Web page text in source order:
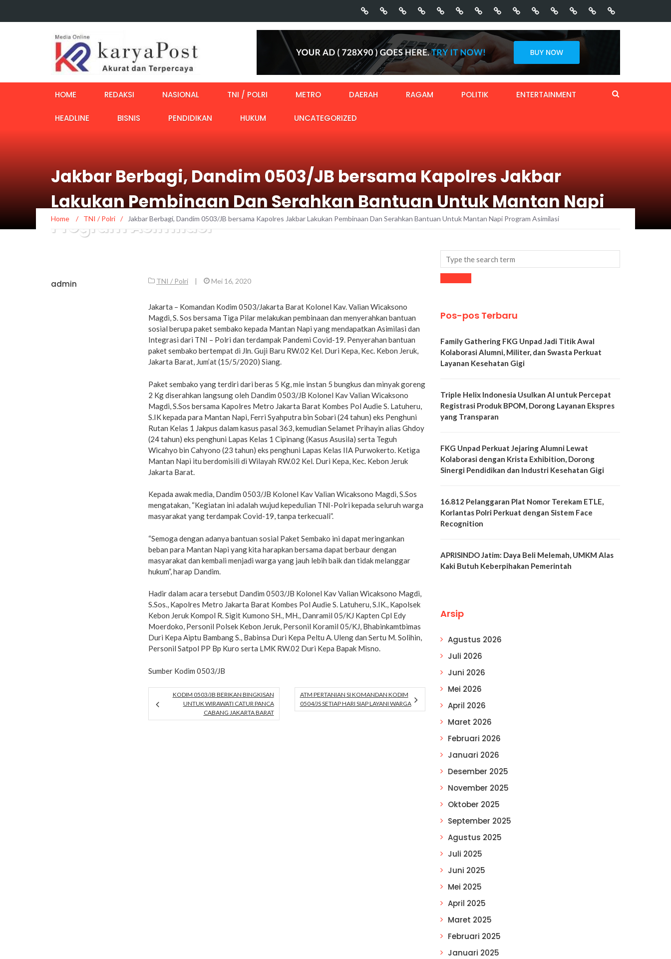
HOME REDAKSI NASIONAL TNI / POLRI METRO DAERAH RAGAM POLITIK ENTERTAINMENT
HEADLINE BISNIS PENDIDIKAN HUKUM UNCATEGORIZED
Jakbar Berbagi, Dandim 0503/JB bersama Kapolres Jakbar
Lakukan Pembinaan Dan Serahkan Bantuan Untuk Mantan Napi
Program Asimilasi
Home / TNI / Polri / Jakbar Berbagi, Dandim 0503/JB bersama Kapolres Jakbar Lakukan Pembinaan Dan Serahkan Bantuan Untuk Mantan Napi Program Asimilasi
admin TNI / Polri Mei 16, 2020
Jakarta – Komandan Kodim 0503/Jakarta Barat Kolonel Kav. Valian Wicaksono
Magdi, S. Sos bersama Tiga Pilar melakukan pembinaan dan menyerahkan bantuan
sosial berupa paket sembako kepada Mantan Napi yang mendapatkan Asimilasi dan
Integrasi dari TNI – Polri dan terdampak Pandemi Covid-19. Penyerahan bantuan
paket sembako bertempat di Jln. Guji Baru RW.02 Kel. Duri Kepa, Kec. Kebon Jeruk,
Jakarta Barat, Jum’at (15/5/2020) Siang.
Paket sembako yang terdiri dari beras 5 Kg, mie instan 5 bungkus dan minyak goreng
2 Kg diserahkan langsung oleh Dandim 0503/JB Kolonel Kav Valian Wicaksono
Magdi, S.Sos bersama Kapolres Metro Jakarta Barat Kombes Pol Audie S. Latuheru,
S.IK kepada para Mantan Napi, Ferri Syahputra bin Sobari (24 tahun) eks Penghuni
Rutan Kelas 1 Jakpus dalam kasus pasal 363, kemudian Selamet Prihayin alias Ghdoy
(24 tahun) eks penghuni Lapas Kelas 1 Cipinang (Kasus Asusila) serta Teguh
Wicahyo bin Cahyono (23 tahun) eks penghuni Lapas Kelas IIA Purwokerto. Ketiga
Mantan Napi itu berdomisili di Wilayah RW.02 Kel. Duri Kepa, Kec. Kebon Jeruk
Jakarta Barat.
Kepada awak media, Dandim 0503/JB Kolonel Kav Valian Wicaksono Magdi, S.Sos
mengatakan, “Kegiatan ini adalah wujud kepedulian TNI-Polri kepada seluruh warga
masyarakat yang terdampak Covid-19, tanpa terkecuali”.
“Semoga dengan adanya bantuan sosial Paket Sembako ini dapat meringankan
beban para Mantan Napi yang kita harapkan bersama dapat berbaur dengan
masyarakat dan kembali menjadi warga yang jauh lebih baik dan tidak melanggar
hukum”, harap Dandim.
Hadir dalam acara tersebut Dandim 0503/JB Kolonel Kav Valian Wicaksono Magdi,
S.Sos., Kapolres Metro Jakarta Barat Kombes Pol Audie S. Latuheru, S.IK., Kapolsek
Kebon Jeruk Kompol R. Sigit Kumono SH., MH., Danramil 05/KJ Kapten Cpl Edy
Moerdoko, Personil Polsek Kebon Jeruk, Personil Koramil 05/KJ, Bhabinkamtbimas
Duri Kepa Aiptu Bambang S., Babinsa Duri Kepa Peltu A. Uleng dan Sertu M. Solihin,
Personil Satpol PP Bp Kuro serta LMK RW.02 Duri Kepa Bapak Misno.
Sumber Kodim 0503/JB
KODIM 0503/JB BERIKAN BINGKISAN
UNTUK WIRAWATI CATUR PANCA
CABANG JAKARTA BARAT
ATM PERTANIAN SI KOMANDAN KODIM
0504/JS SETIAP HARI SIAP LAYANI WARGA
Pos-pos Terbaru
Family Gathering FKG Unpad Jadi Titik Awal
Kolaborasi Alumni, Militer, dan Swasta Perkuat
Layanan Kesehatan Gigi
Triple Helix Indonesia Usulkan AI untuk Percepat
Registrasi Produk BPOM, Dorong Layanan Ekspres
yang Transparan
FKG Unpad Perkuat Jejaring Alumni Lewat
Kolaborasi dengan Krista Exhibition, Dorong
Sinergi Pendidikan dan Industri Kesehatan Gigi
16.812 Pelanggaran Plat Nomor Terekam ETLE,
Korlantas Polri Perkuat dengan Sistem Face
Recognition
APRISINDO Jatim: Daya Beli Melemah, UMKM Alas
Kaki Butuh Keberpihakan Pemerintah
Arsip
Agustus 2026
Juli 2026
Juni 2026
Mei 2026
April 2026
Maret 2026
Februari 2026
Januari 2026
Desember 2025
November 2025
Oktober 2025
September 2025
Agustus 2025
Juli 2025
Juni 2025
Mei 2025
April 2025
Maret 2025
Februari 2025
Januari 2025